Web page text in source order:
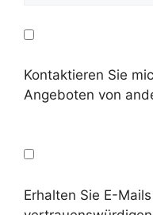
Kontaktieren Sie
Angeboten von
Erhalten Sie E-